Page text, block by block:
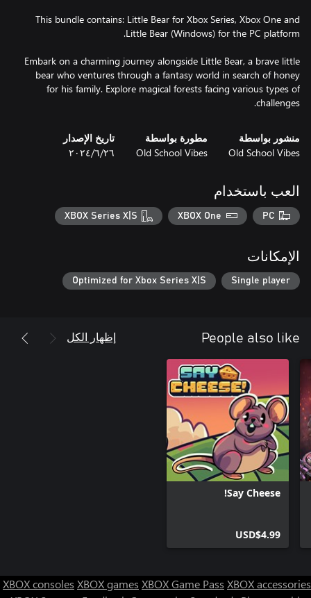
This bundle contains: Little Bear for Xbox Series, Xbox One and
Embark on a charming journey alongside Little Bear, a brave little
bear who ventures through a fantasy world in search of honey
for his family. Explore magical forests facing various types of
challenges.
منشور بواسطة
Old School Vibes
مطورة بواسطة
Old School Vibes
تاريخ الإصدار
٢٦‏/٦‏/٢٠٢٤
العب باستخدام
PC
XBOX One
XBOX Series X|S
الإمكانات
Single player
Optimized for Xbox Series X|S
People also like إظهار الكل
Say Cheese!
USD$4.99
XBOX consoles XBOX games XBOX Game Pass XBOX accessories